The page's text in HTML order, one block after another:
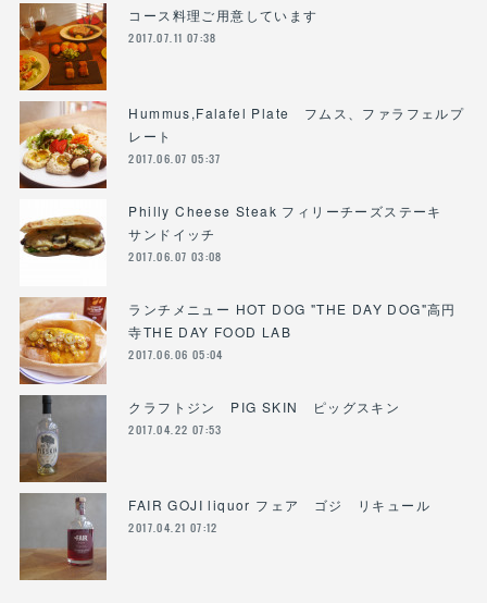
コース料理ご用意しています
2017.07.11 07:38
Hummus,Falafel Plate フムス、ファラフェルプ
レート
2017.06.07 05:37
Philly Cheese Steak フィリーチーズステーキ
サンドイッチ
2017.06.07 03:08
ランチメニュー HOT DOG "THE DAY DOG"高円
寺THE DAY FOOD LAB
2017.06.06 05:04
クラフトジン PIG SKIN ピッグスキン
2017.04.22 07:53
FAIR GOJI liquor フェア ゴジ リキュール
2017.04.21 07:12